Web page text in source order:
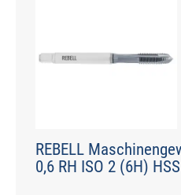
REBELL
0,6 RH ISO 2 (6H)